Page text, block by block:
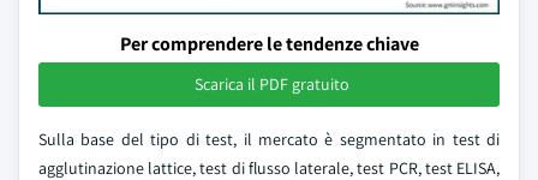
Per comprendere le tendenze chiave
Scarica il PDF gratuito
Sulla base del tipo di test, il mercato è segmentato in test di
agglutinazione lattice, test di flusso laterale, test PCR, test ELISA,